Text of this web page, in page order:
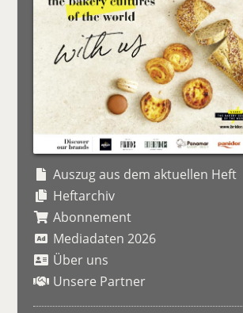
Auszug aus dem aktuellen Heft
Heftarchiv
Abonnement
Mediadaten 2026
Über uns
Unsere Partner